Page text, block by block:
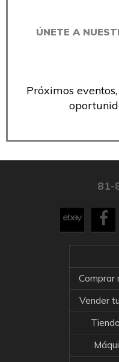
ÚNETE A
Próximos
81-
Comprar
Vender